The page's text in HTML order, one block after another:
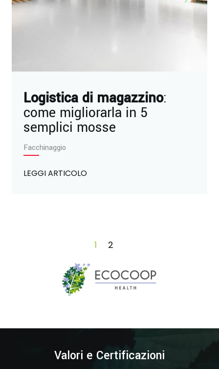
Logistica di magazzino:
come migliorarla in 5
semplici mosse
Facchinaggio
LEGGI ARTICOLO
1 2
Valori e Certificazioni